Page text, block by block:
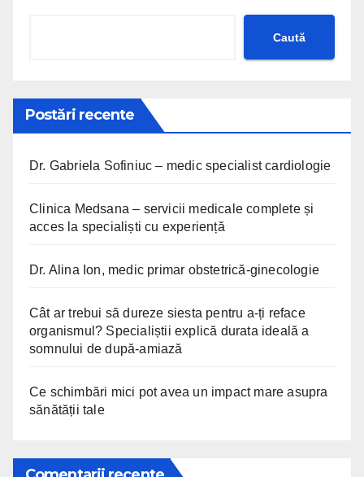
Caută
Postări recente
Dr. Gabriela Sofiniuc – medic specialist cardiologie
Clinica Medsana – servicii medicale complete și
acces la specialiști cu experiență
Dr. Alina Ion, medic primar obstetrică-ginecologie
Cât ar trebui să dureze siesta pentru a-ți reface
organismul? Specialiștii explică durata ideală a
somnului de după-amiază
Ce schimbări mici pot avea un impact mare asupra
sănătății tale